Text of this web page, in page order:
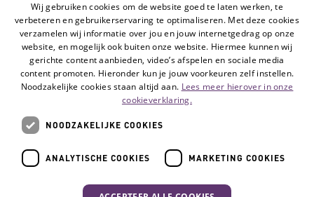
Volg de Hulpmiddelenwijzer: Ga naar de
Veelgestelde vragen
Contact
Disclaimer
Wij gebruiken cookies om de website goed te laten werken, te
verbeteren en gebruikerservaring te optimaliseren. Met deze cookies
verzamelen wij informatie over jou en jouw internetgedrag op onze
website, en mogelijk ook buiten onze website. Hiermee kunnen wij
gerichte content aanbieden, video’s afspelen en sociale media
content promoten. Hieronder kun je jouw voorkeuren zelf instellen.
Noodzakelijke cookies staan altijd aan. Lees meer hierover in onze
cookieverklaring.
NOODZAKELIJKE COOKIES
ANALYTISCHE COOKIES MARKETING COOKIES